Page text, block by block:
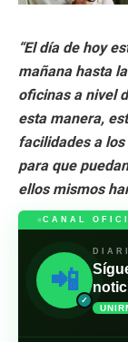
n
d
s
“El día de hoy
mañana hasta
oficinas a nivel
esta manera,
facilidades a
para que
ellos mismos
CANAL
📲
✓